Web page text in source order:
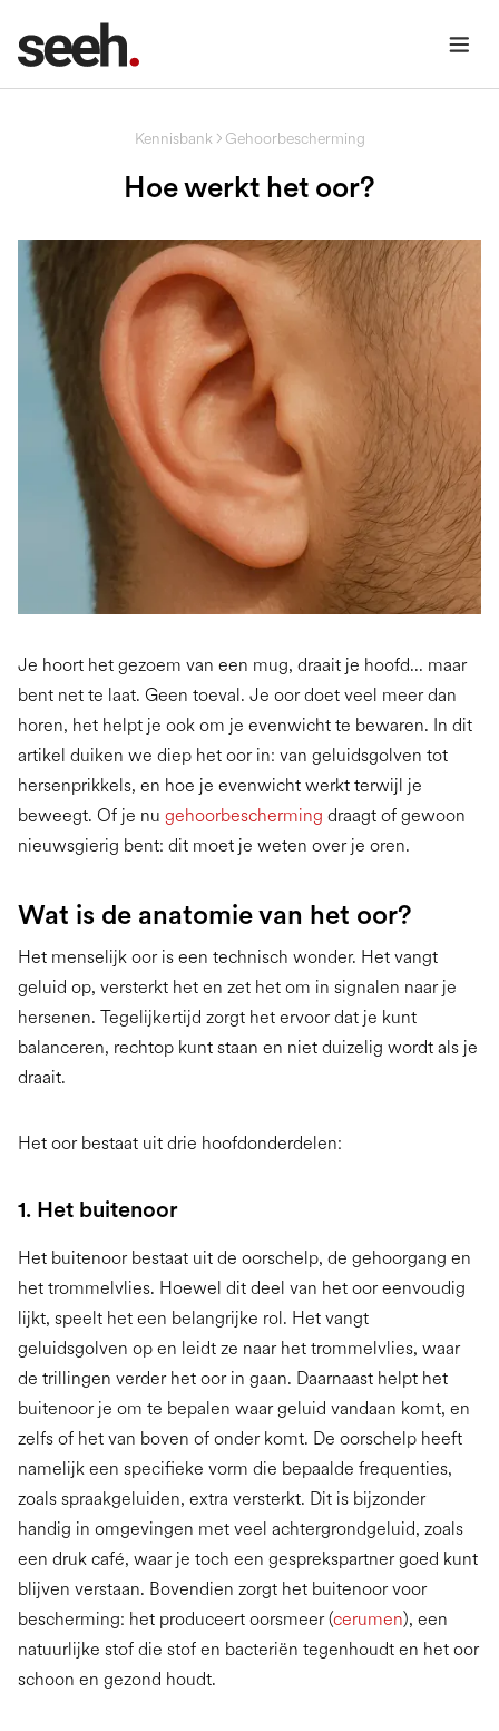
Kennisbank Gehoorbescherming
Hoe werkt het oor?
Je hoort het gezoem van een mug, draait je hoofd... maar
bent net te laat. Geen toeval. Je oor doet veel meer dan
horen, het helpt je ook om je evenwicht te bewaren. In dit
artikel duiken we diep het oor in: van geluidsgolven tot
hersenprikkels, en hoe je evenwicht werkt terwijl je
beweegt. Of je nu gehoorbescherming draagt of gewoon
nieuwsgierig bent: dit moet je weten over je oren.
Wat is de anatomie van het oor?
Het menselijk oor is een technisch wonder. Het vangt
geluid op, versterkt het en zet het om in signalen naar je
hersenen. Tegelijkertijd zorgt het ervoor dat je kunt
balanceren, rechtop kunt staan en niet duizelig wordt als je
draait.
Het oor bestaat uit drie hoofdonderdelen:
1. Het buitenoor
Het buitenoor bestaat uit de oorschelp, de gehoorgang en
het trommelvlies. Hoewel dit deel van het oor eenvoudig
lijkt, speelt het een belangrijke rol. Het vangt
geluidsgolven op en leidt ze naar het trommelvlies, waar
de trillingen verder het oor in gaan. Daarnaast helpt het
buitenoor je om te bepalen waar geluid vandaan komt, en
zelfs of het van boven of onder komt. De oorschelp heeft
namelijk een specifieke vorm die bepaalde frequenties,
zoals spraakgeluiden, extra versterkt. Dit is bijzonder
handig in omgevingen met veel achtergrondgeluid, zoals
een druk café, waar je toch een gesprekspartner goed kunt
blijven verstaan. Bovendien zorgt het buitenoor voor
bescherming: het produceert oorsmeer (cerumen), een
natuurlijke stof die stof en bacteriën tegenhoudt en het oor
schoon en gezond houdt.